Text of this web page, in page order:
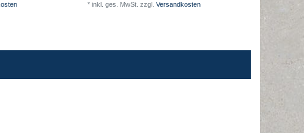
* inkl. ges. MwSt. zzgl. Versandkosten